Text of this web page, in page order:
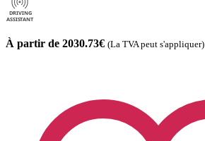
À partir de 2030.73€ (La TVA peut s'appliquer)